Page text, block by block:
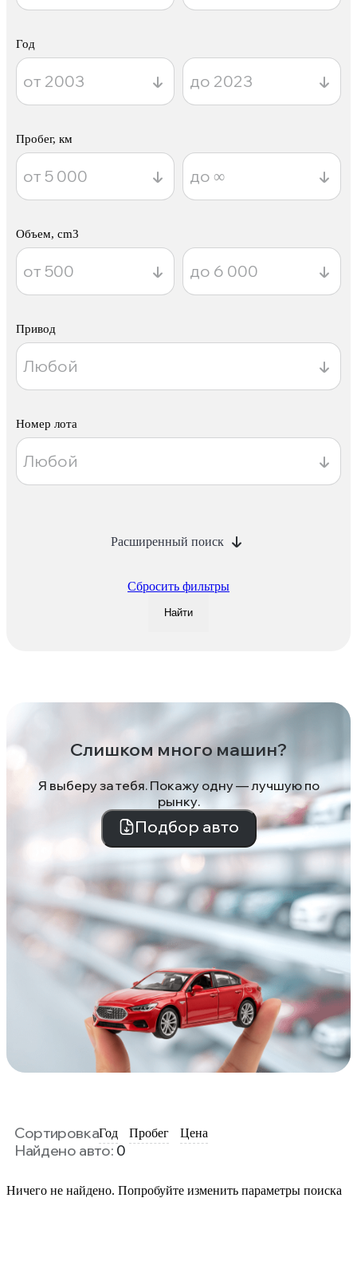
Год
Пробег, км
Объем, cm3
Привод
Номер лота
Расширенный поиск
Сбросить фильтры
Найти
Слишком много машин?
Я выберу за тебя. Покажу одну — лучшую по
рынку.
Подбор авто
СортировкаГод Пробег Цена
Найдено авто: 0
Ничего не найдено. Попробуйте изменить параметры поиска